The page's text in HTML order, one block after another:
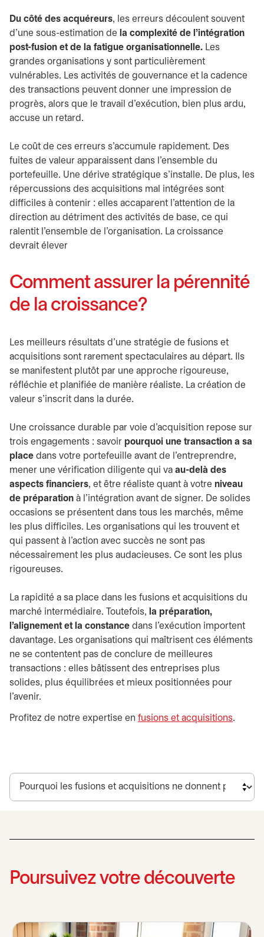
Du côté des acquéreurs, les erreurs découlent souvent
d’une sous-estimation de la complexité de l’intégration
post-fusion et de la fatigue organisationnelle. Les
grandes organisations y sont particulièrement
vulnérables. Les activités de gouvernance et la cadence
des transactions peuvent donner une impression de
progrès, alors que le travail d’exécution, bien plus ardu,
accuse un retard.
Le coût de ces erreurs s’accumule rapidement. Des
fuites de valeur apparaissent dans l’ensemble du
portefeuille. Une dérive stratégique s’installe. De plus, les
répercussions des acquisitions mal intégrées sont
difficiles à contenir : elles accaparent l’attention de la
direction au détriment des activités de base, ce qui
ralentit l’ensemble de l’organisation. La croissance
devrait élever
Comment assurer la pérennité
de la croissance?
Les meilleurs résultats d’une stratégie de fusions et
acquisitions sont rarement spectaculaires au départ. Ils
se manifestent plutôt par une approche rigoureuse,
réfléchie et planifiée de manière réaliste. La création de
valeur s’inscrit dans la durée.
Une croissance durable par voie d’acquisition repose sur
trois engagements : savoir pourquoi une transaction a sa
place dans votre portefeuille avant de l’entreprendre,
mener une vérification diligente qui va au-delà des
aspects financiers, et être réaliste quant à votre niveau
de préparation à l’intégration avant de signer. De solides
occasions se présentent dans tous les marchés, même
les plus difficiles. Les organisations qui les trouvent et
qui passent à l’action avec succès ne sont pas
nécessairement les plus audacieuses. Ce sont les plus
rigoureuses.
La rapidité a sa place dans les fusions et acquisitions du
marché intermédiaire. Toutefois, la préparation,
l’alignement et la constance dans l’exécution importent
davantage. Les organisations qui maîtrisent ces éléments
ne se contentent pas de conclure de meilleures
transactions : elles bâtissent des entreprises plus
solides, plus équilibrées et mieux positionnées pour
l’avenir.
Profitez de notre expertise en fusions et acquisitions.
Poursuivez votre découverte